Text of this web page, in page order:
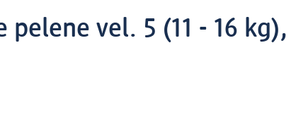
pelene vel. 5 (11 - 16